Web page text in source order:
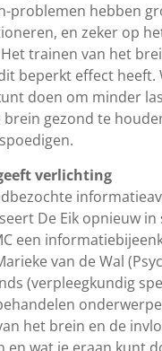
problemen hebben
en zeker op
trainen van het
beperkt effect heeft.
doen om minder
brein gezond te
verlichting
De Eik opnieuw
een
van de Wal
(verpleegkundig
het brein en de